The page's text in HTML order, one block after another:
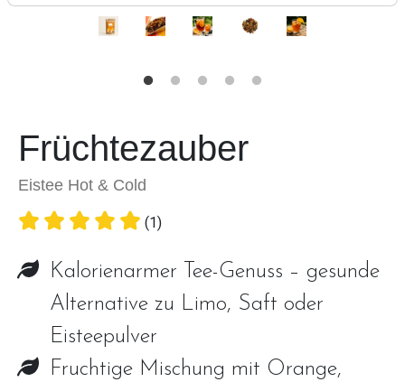
Früchtezauber
Eistee Hot & Cold
(1)
Kalorienarmer Tee-Genuss – gesunde
Alternative zu Limo, Saft oder
Eisteepulver
Fruchtige Mischung mit Orange,